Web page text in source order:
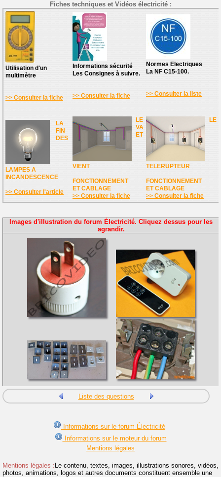
Fiches techniques et Vidéos électricité :
Utilisation d'un
multimètre
>> Consulter la fiche
Informations sécurité
Les Consignes à suivre.
>> Consulter la fiche
Normes Electriques
La NF C15-100.
>> Consulter la liste
LA
FIN
DES
LAMPES A
INCANDESCENCE
>> Consulter l'article
LE
VA
ET
VIENT
FONCTIONNEMENT
ET CABLAGE
>> Consulter la fiche
LE
TELERUPTEUR
FONCTIONNEMENT
ET CABLAGE
>> Consulter la fiche
Images d'illustration du forum Électricité. Cliquez dessus pour les
agrandir.
Liste des questions
Informations sur le forum Électricité
Informations sur le moteur du forum
Mentions légales
Mentions légales : Le contenu, textes, images, illustrations sonores, vidéos,
photos, animations, logos et autres documents constituent ensemble une